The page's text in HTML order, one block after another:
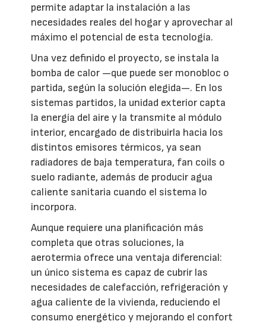
permite adaptar la instalación a las
necesidades reales del hogar y aprovechar al
máximo el potencial de esta tecnología.
Una vez definido el proyecto, se instala la
bomba de calor —que puede ser monobloc o
partida, según la solución elegida—. En los
sistemas partidos, la unidad exterior capta
la energía del aire y la transmite al módulo
interior, encargado de distribuirla hacia los
distintos emisores térmicos, ya sean
radiadores de baja temperatura, fan coils o
suelo radiante, además de producir agua
caliente sanitaria cuando el sistema lo
incorpora.
Aunque requiere una planificación más
completa que otras soluciones, la
aerotermia ofrece una ventaja diferencial:
un único sistema es capaz de cubrir las
necesidades de calefacción, refrigeración y
agua caliente de la vivienda, reduciendo el
consumo energético y mejorando el confort